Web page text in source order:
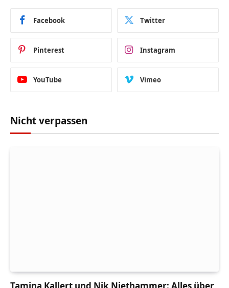
Facebook Twitter
Pinterest Instagram
YouTube Vimeo
Nicht verpassen